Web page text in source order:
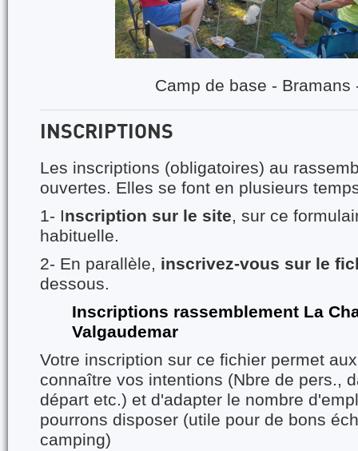
Camp de base - Bramans
INSCRIPTIONS
Les inscriptions (obligatoires) au
ouvertes. Elles se font en plusieurs
1- Inscription sur le site, sur ce
habituelle.
2- En parallèle, inscrivez-vous sur le
dessous.
Inscriptions rassemblement La
Valgaudemar
Votre inscription sur ce fichier permet
connaître vos intentions (Nbre de pers.,
départ etc.) et d'adapter le nombre
pourrons disposer (utile pour de bons
camping)